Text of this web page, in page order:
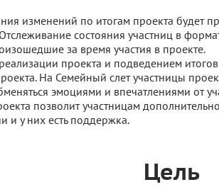
изменений по итогам проекта будет
состояния участниц в
за время участия в проекте.
проекта и подведением
На Семейный слет участницы
эмоциями и впечатлениями от
позволит участницам
и у них есть поддержка.
Цель